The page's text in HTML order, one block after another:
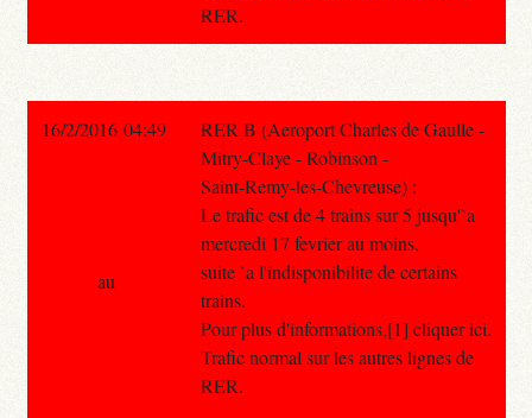
RER.
16/2/2016 04:49
RER B (Aeroport Charles de Gaulle -
Mitry-Claye - Robinson -
Saint-Remy-les-Chevreuse) :
Le trafic est de 4 trains sur 5 jusqu'`a
mercredi 17 fevrier au moins,
suite `a l'indisponibilite de certains
trains.
Pour plus d'informations,[1] cliquer ici.
Trafic normal sur les autres lignes de
RER.
au